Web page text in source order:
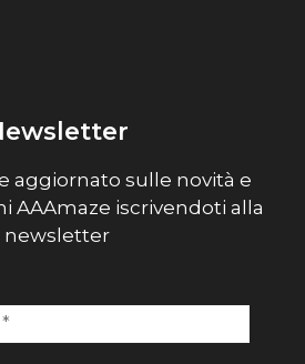
aggiornato sulle novità e
AAAmaze iscrivendoti alla
newsletter